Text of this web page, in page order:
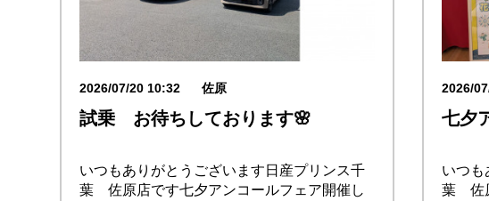
2026/07/20 10:32 佐原
試乗 お待ちしております🌸
いつもありがとうございます日産プリンス千
葉 佐原店です七夕アンコールフェア開催し
2026/
七夕
いつも
葉 佐